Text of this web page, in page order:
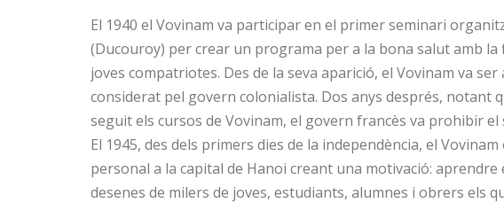
El 1940 el Vovinam va participar en el primer seminari
(Ducouroy) per crear un programa per a la bona salut amb la
joves compatriotes. Des de la seva aparició, el Vovinam va
considerat pel govern colonialista. Dos anys després, notant
seguit els cursos de Vovinam, el govern francès va prohibir el
El 1945, des dels primers dies de la independència, el
personal a la capital de Hanoi creant una motivació: aprendre
desenes de milers de joves, estudiants, alumnes i obrers els